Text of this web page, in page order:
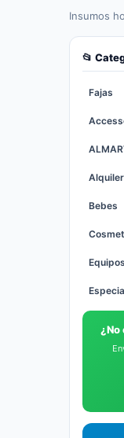
Insumos
📂
Fajas
Alquiler
Bebes
¿No